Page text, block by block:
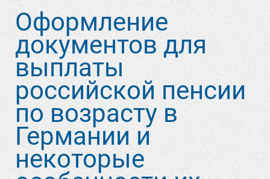
Оформление
документов для
выплаты
российской пенсии
по возрасту в
Германии и
некоторые